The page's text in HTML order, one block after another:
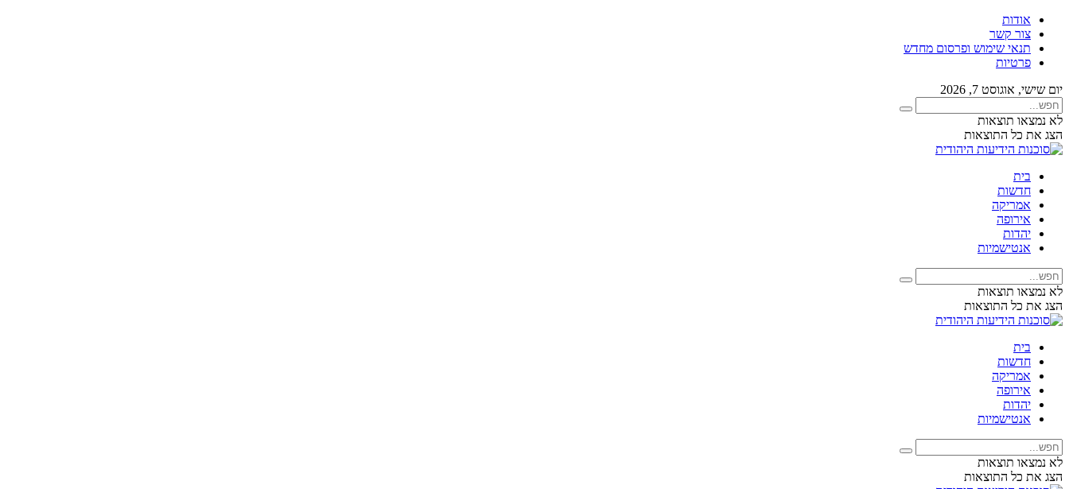
אודות
צור קשר
תנאי שימוש ופרסום מחדש
פרטיות
יום שישי, אוגוסט 7, 2026
לא נמצאו תוצאות
הצג את כל התוצאות
בית
חדשות
אמריקה
אירופה
יהדות
אנטישמיות
לא נמצאו תוצאות
הצג את כל התוצאות
בית
חדשות
אמריקה
אירופה
יהדות
אנטישמיות
לא נמצאו תוצאות
הצג את כל התוצאות